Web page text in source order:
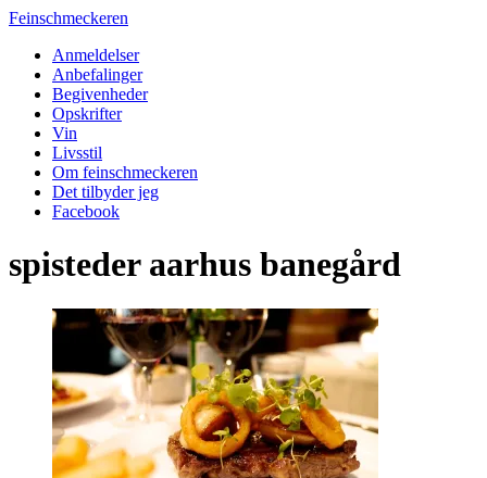
Feinschmeckeren
Anmeldelser
Anbefalinger
Begivenheder
Opskrifter
Vin
Livsstil
Om feinschmeckeren
Det tilbyder jeg
Facebook
spisteder aarhus banegård